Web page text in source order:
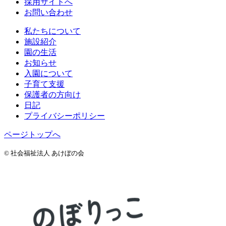
お問い合わせ
私たちについて
施設紹介
園の生活
お知らせ
入園について
子育て支援
保護者の方向け
日記
プライバシーポリシー
ページトップへ
© 社会福祉法人 あけぼの会